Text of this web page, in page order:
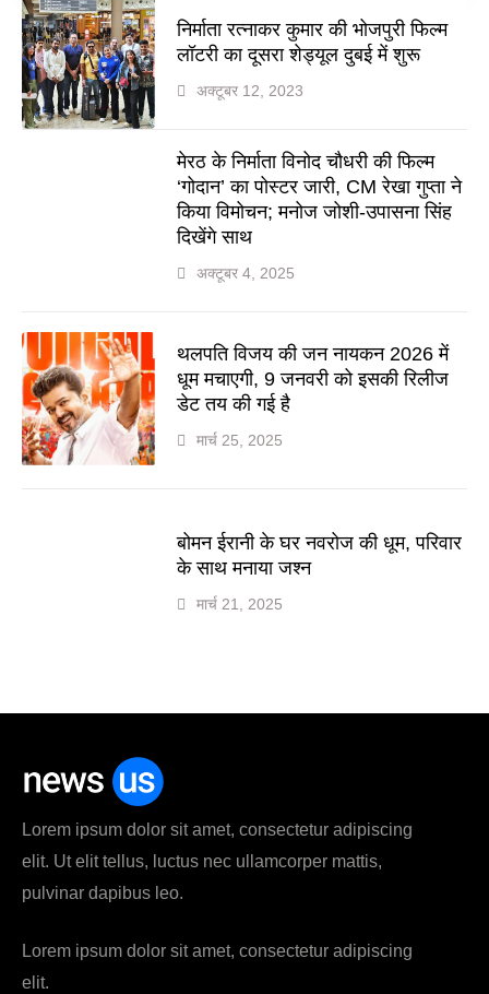
निर्माता रत्नाकर कुमार की भोजपुरी फिल्म
लॉटरी का दूसरा शेड्यूल दुबई में शुरू
अक्टूबर 12, 2023
मेरठ के निर्माता विनोद चौधरी की फिल्म
‘गोदान’ का पोस्टर जारी, CM रेखा गुप्ता ने
किया विमोचन; मनोज जोशी-उपासना सिंह
दिखेंगे साथ
अक्टूबर 4, 2025
थलपति विजय की जन नायकन 2026 में
धूम मचाएगी, 9 जनवरी को इसकी रिलीज
डेट तय की गई है
मार्च 25, 2025
बोमन ईरानी के घर नवरोज की धूम, परिवार
के साथ मनाया जश्न
मार्च 21, 2025
Lorem ipsum dolor sit amet, consectetur adipiscing
elit. Ut elit tellus, luctus nec ullamcorper mattis,
pulvinar dapibus leo.
Lorem ipsum dolor sit amet, consectetur adipiscing
elit.